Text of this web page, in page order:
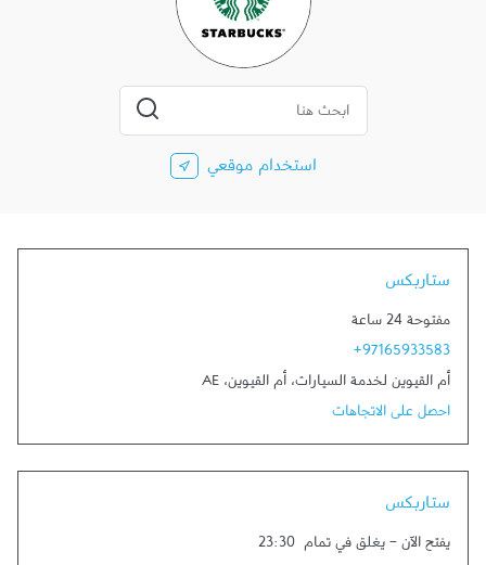
استخدام موقعي
ستاربكس
مفتوحة 24 ساعة
+97165933583
أم القيوين لخدمة السيارات، أم القيوين، AE
احصل على الاتجاهات
ستاربكس
يفتح الآن - يغلق في تمام 23:30